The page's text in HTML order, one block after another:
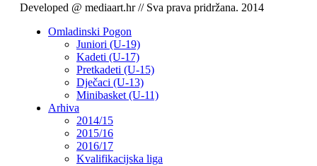
Developed @ mediaart.hr // Sva prava pridržana. 2014
Omladinski Pogon
Juniori (U-19)
Kadeti (U-17)
Pretkadeti (U-15)
Dječaci (U-13)
Minibasket (U-11)
Arhiva
2014/15
2015/16
2016/17
Kvalifikacijska liga